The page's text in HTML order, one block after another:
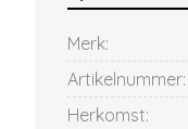
Merk:
Artikelnummer:
Herkomst: